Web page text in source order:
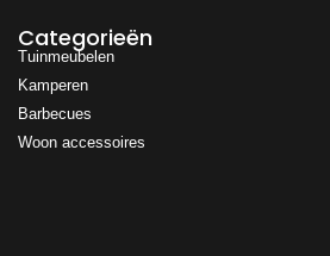
Categorieën
Tuinmeubelen
Kamperen
Barbecues
Woon accessoires